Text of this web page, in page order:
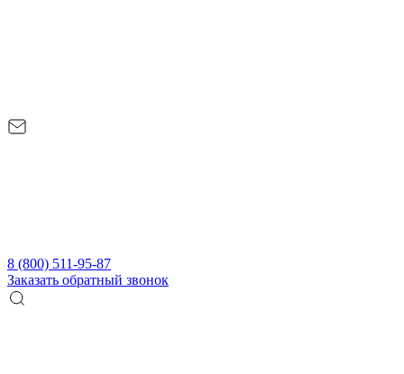
8 (800) 511-95-87
Заказать обратный звонок